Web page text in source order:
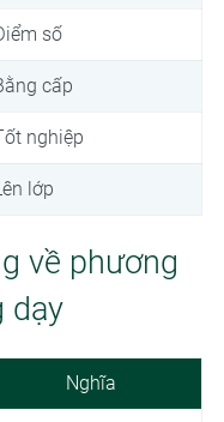
số
cấp
nghiệp
lớp
về phương
dạy
Nghĩa